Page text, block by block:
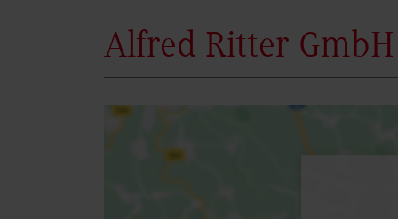
Alfred Ritter GmbH